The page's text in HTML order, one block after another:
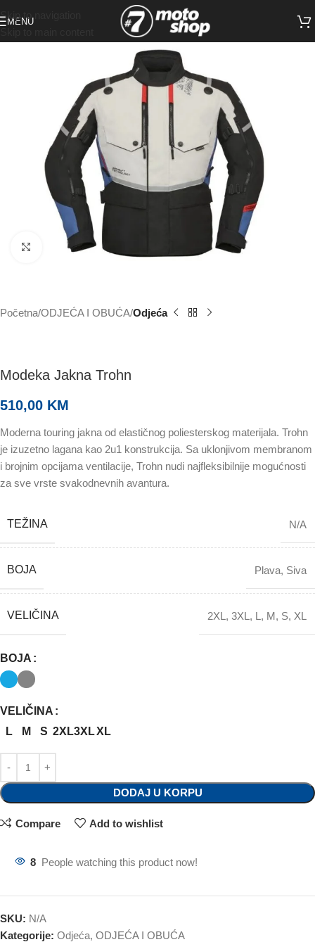
Skip to navigation
MENU
Click to enlarge
Početna ODJEĆA I OBUĆA Odjeća
Modeka Jakna Trohn
510,00 KM
Moderna touring jakna od elastičnog poliesterskog materijala. Trohn
je izuzetno lagana kao 2u1 konstrukcija. Sa uklonjivom membranom
i brojnim opcijama ventilacije, Trohn nudi najfleksibilnije mogućnosti
za sve vrste svakodnevnih avantura.
TEŽINA N/A
BOJA Plava, Siva
VELIČINA 2XL , 3XL , L , M, S, XL
BOJA
VELIČINA
L
M S 2XL3XLXL
DODAJ U KORPU
Compare Add to wishlist
8 People watching this product now!
SKU: N/A
Kategorije: Odjeća, ODJEĆA I OBUĆA